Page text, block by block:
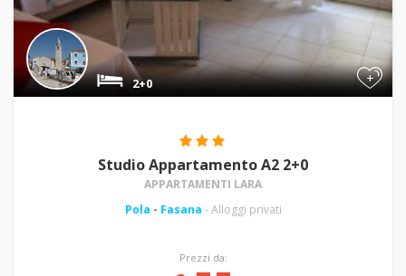
+
2+0
Studio Appartamento A2 2+0
APPARTAMENTI LARA
Pola - Fasana - Alloggi privati
Prezzi da: